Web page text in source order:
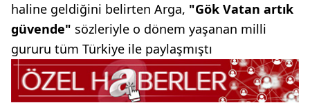
haline geldiğini belirten Arga, "Gök Vatan artık
güvende" sözleriyle o dönem yaşanan milli
gururu tüm Türkiye ile paylaşmıştı